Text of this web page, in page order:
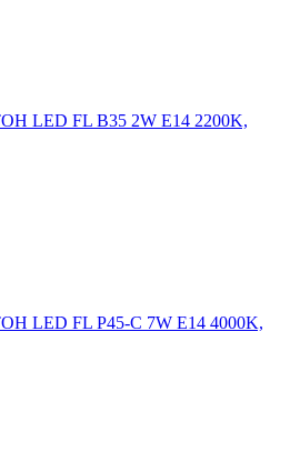
LED FL B35 2W E14 2200K,
LED FL P45-C 7W E14 4000K,